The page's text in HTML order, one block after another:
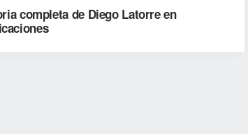
completa de Diego Latorre en